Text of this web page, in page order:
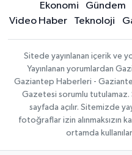
Ekonomi Gündem
Video Haber
Teknoloji
Sitede yayınlanan içerik ve
Yayınlanan yorumlardan
Gaziantep Haberleri -
Gazetesi sorumlu tutulamaz.
sayfada açılır. Sitemizde
fotoğraflar izin alınmaksızın
ortamda